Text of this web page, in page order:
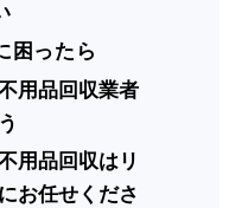
困ったら
用品回収業者
用品回収はリ
お任せくださ